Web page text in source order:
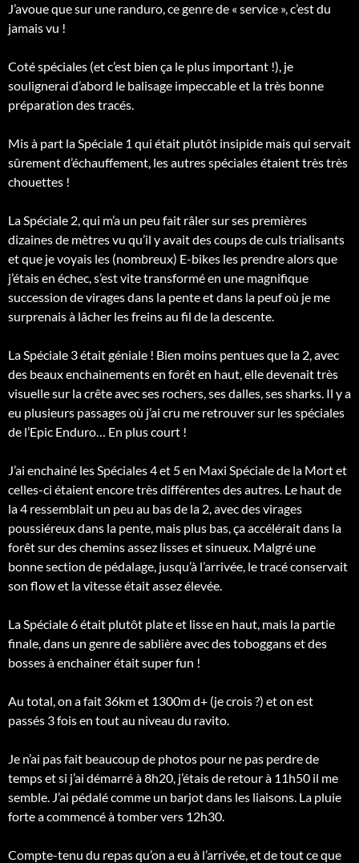
J’avoue que sur une randuro, ce genre de « service », c’est du
jamais vu !
Coté spéciales (et c’est bien ça le plus important !), je
soulignerai d’abord le balisage impeccable et la très bonne
préparation des tracés.
Mis à part la Spéciale 1 qui était plutôt insipide mais qui servait
sûrement d’échauffement, les autres spéciales étaient très très
chouettes !
La Spéciale 2, qui m’a un peu fait râler sur ses premières
dizaines de mètres vu qu’il y avait des coups de culs trialisants
et que je voyais les (nombreux) E-bikes les prendre alors que
j’étais en échec, s’est vite transformé en une magnifique
succession de virages dans la pente et dans la peuf où je me
surprenais à lâcher les freins au fil de la descente.
La Spéciale 3 était géniale ! Bien moins pentues que la 2, avec
des beaux enchainements en forêt en haut, elle devenait très
visuelle sur la crête avec ses rochers, ses dalles, ses sharks. Il y a
eu plusieurs passages où j’ai cru me retrouver sur les spéciales
de l’Epic Enduro… En plus court !
J’ai enchainé les Spéciales 4 et 5 en Maxi Spéciale de la Mort et
celles-ci étaient encore très différentes des autres. Le haut de
la 4 ressemblait un peu au bas de la 2, avec des virages
poussiéreux dans la pente, mais plus bas, ça accélérait dans la
forêt sur des chemins assez lisses et sinueux. Malgré une
bonne section de pédalage, jusqu’à l’arrivée, le tracé conservait
son flow et la vitesse était assez élevée.
La Spéciale 6 était plutôt plate et lisse en haut, mais la partie
finale, dans un genre de sablière avec des toboggans et des
bosses à enchainer était super fun !
Au total, on a fait 36km et 1300m d+ (je crois ?) et on est
passés 3 fois en tout au niveau du ravito.
Je n’ai pas fait beaucoup de photos pour ne pas perdre de
temps et si j’ai démarré à 8h20, j’étais de retour à 11h50 il me
semble. J’ai pédalé comme un barjot dans les liaisons. La pluie
forte a commencé à tomber vers 12h30.
Compte-tenu du repas qu’on a eu à l’arrivée, et de tout ce que